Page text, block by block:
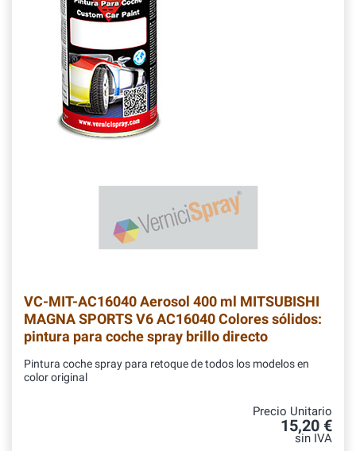
VC-MIT-AC16040Aerosol 400 ml MITSUBISHI
MAGNA SPORTS V6 AC16040 Colores sólidos:
pintura para coche spray brillo directo
Pintura coche spray para retoque de todos los modelos en
color original
Precio Unitario
15,20 €
sin IVA